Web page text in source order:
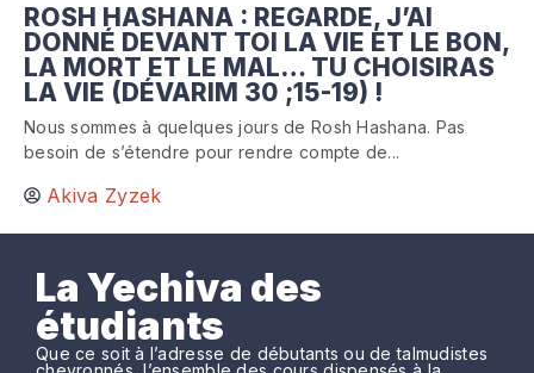
ROSH HASHANA : REGARDE, J’AI
DONNÉ DEVANT TOI LA VIE ET LE BON,
LA MORT ET LE MAL… TU CHOISIRAS
LA VIE (DÉVARIM 30 ;15-19) !
Nous sommes à quelques jours de Rosh Hashana. Pas
besoin de s’étendre pour rendre compte de...
Akiva Zyzek
La Yechiva des
étudiants
Que ce soit à l’adresse de débutants ou de talmudistes